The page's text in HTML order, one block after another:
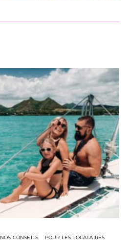
NOS CONSEILS POUR LES LOCATAIRES